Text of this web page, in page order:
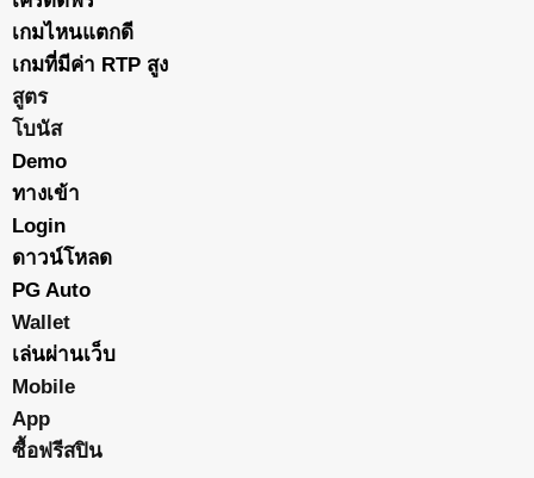
เกมไหนแตกดี
เกมที่มีค่า RTP สูง
สูตร
โบนัส
Demo
ทางเข้า
Login
ดาวน์โหลด
PG Auto
Wallet
เล่นผ่านเว็บ
Mobile
App
ซื้อฟรีสปิน